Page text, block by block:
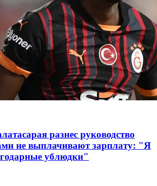
разнес руководство
не выплачивают зарплату: "Я
ублюдки"